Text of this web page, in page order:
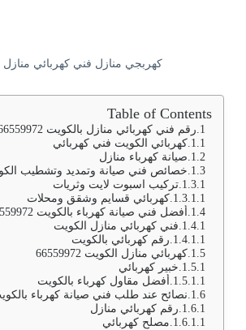
كهربجي منازل فني كهربائي منازل
Table of Contents
رقم فني كهربائي منازل بالكويت 66559972
كهربائي الكويت فني كهربائي
صيانة كهرباء منازل
خصائص فني صيانة وتمديد وتشطيب
تركيب اسبوت لايت وثريات
كهربائي قسايم وشقق ومحلات
أفضل فني صيانة كهرباء بالكويت 66559972
فني كهربائي منازل الكويت
رقم كهربائي بالكويت
كهربائي منازل الكويت 66559972
خبير كهربائي
أفضل مقاول كهرباء بالكويت
نصائح عند طلب فني صيانة كهرباء
رقم كهربائي منازل
مصلح كهربائي